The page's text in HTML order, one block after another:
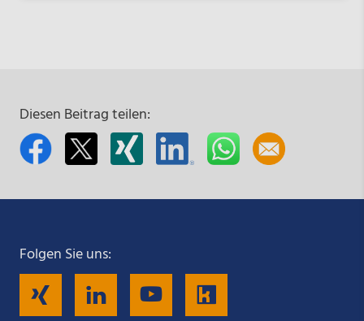
Diesen Beitrag teilen:
Folgen Sie uns:
FolgenFolgenFolgen